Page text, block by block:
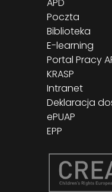
Poczta
Biblioteka
E-learning
Portal Pracy
KRASP
Intranet
Deklaracja
ePUAP
EPP